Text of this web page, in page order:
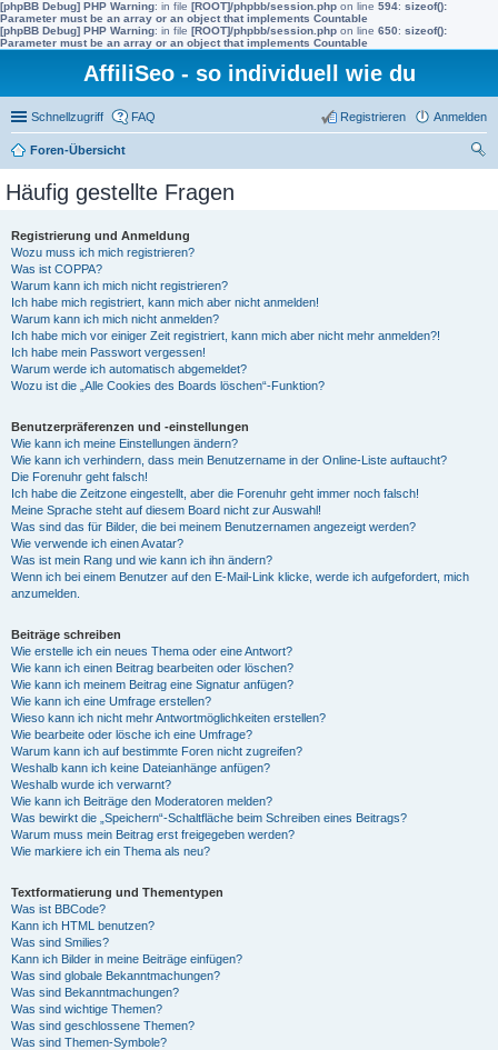
[phpBB Debug] PHP Warning: in file [ROOT]/phpbb/session.php on line 594: sizeof():
Parameter must be an array or an object that implements Countable
[phpBB Debug] PHP Warning: in file [ROOT]/phpbb/session.php on line 650: sizeof():
Parameter must be an array or an object that implements Countable
AffiliSeo - so individuell wie du
Schnellzugriff FAQ Anmelden
Registrieren
Foren-Übersicht
Häufig gestellte Fragen
Registrierung und Anmeldung
Wozu muss ich mich registrieren?
Was ist COPPA?
Warum kann ich mich nicht registrieren?
Ich habe mich registriert, kann mich aber nicht anmelden!
Warum kann ich mich nicht anmelden?
Ich habe mich vor einiger Zeit registriert, kann mich aber nicht mehr anmelden?!
Ich habe mein Passwort vergessen!
Warum werde ich automatisch abgemeldet?
Wozu ist die „Alle Cookies des Boards löschen“-Funktion?
Benutzerpräferenzen und -einstellungen
Wie kann ich meine Einstellungen ändern?
Wie kann ich verhindern, dass mein Benutzername in der Online-Liste auftaucht?
Die Forenuhr geht falsch!
Ich habe die Zeitzone eingestellt, aber die Forenuhr geht immer noch falsch!
Meine Sprache steht auf diesem Board nicht zur Auswahl!
Was sind das für Bilder, die bei meinem Benutzernamen angezeigt werden?
Wie verwende ich einen Avatar?
Was ist mein Rang und wie kann ich ihn ändern?
Wenn ich bei einem Benutzer auf den E-Mail-Link klicke, werde ich aufgefordert, mich
anzumelden.
Beiträge schreiben
Wie erstelle ich ein neues Thema oder eine Antwort?
Wie kann ich einen Beitrag bearbeiten oder löschen?
Wie kann ich meinem Beitrag eine Signatur anfügen?
Wie kann ich eine Umfrage erstellen?
Wieso kann ich nicht mehr Antwortmöglichkeiten erstellen?
Wie bearbeite oder lösche ich eine Umfrage?
Warum kann ich auf bestimmte Foren nicht zugreifen?
Weshalb kann ich keine Dateianhänge anfügen?
Weshalb wurde ich verwarnt?
Wie kann ich Beiträge den Moderatoren melden?
Was bewirkt die „Speichern“-Schaltfläche beim Schreiben eines Beitrags?
Warum muss mein Beitrag erst freigegeben werden?
Wie markiere ich ein Thema als neu?
Textformatierung und Thementypen
Was ist BBCode?
Kann ich HTML benutzen?
Was sind Smilies?
Kann ich Bilder in meine Beiträge einfügen?
Was sind globale Bekanntmachungen?
Was sind Bekanntmachungen?
Was sind wichtige Themen?
Was sind geschlossene Themen?
Was sind Themen-Symbole?